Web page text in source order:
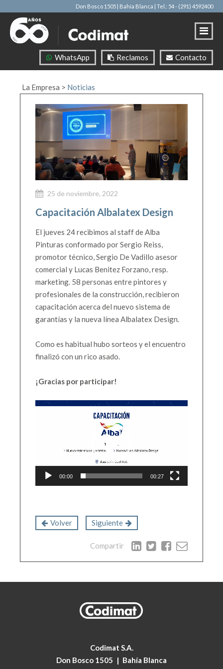
Don Bosco 1505 | Bahía Blanca | Tel.: 54 - (291) 4592400
WhatsApp Reclamos Contacto
La Empresa > Noticias
25 de noviembre, 2022
Capacitación Albalatex Design
El jueves 24 recibimos al staff de Alba
Pinturas conformado por Sergio Reiss,
promotor técnico, Sergio De Vadillo asesor
comercial y Lucas Benitez Forzano, resp.
marketing. 58 personas entre pintores y
profesionales de la construcción, recibieron
capacitación acerca del nuevo sistema de
garantías y la nueva línea Albalatex Design.
Como es habitual hubo sorteos y el encuentro
finalizó con un rico asado.
¡Gracias por participar!
Reproductor
00:00 00:27
Volver Siguiente
Compartir
Codimat S.A.
Don Bosco 1505 | Bahía Blanca